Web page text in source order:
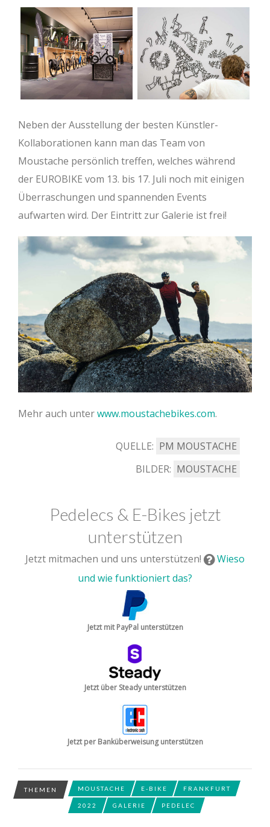
Neben der Ausstellung der besten Künstler-
Kollaborationen kann man das Team von
Moustache persönlich treffen, welches während
der EUROBIKE vom 13. bis 17. Juli noch mit einigen
Überraschungen und spannenden Events
aufwarten wird. Der Eintritt zur Galerie ist frei!
Mehr auch unterwww.moustachebikes.com.
QUELLE: PM MOUSTACHE
BILDER: MOUSTACHE
Pedelecs & E-Bikes jetzt
unterstützen
Jetzt mitmachen und uns unterstützen!
Wieso
und wie funktioniert das?
Jetzt mit PayPal unterstützen
Jetzt über Steady unterstützen
Jetzt per Banküberweisung unterstützen
THEMEN MOUSTACHE E-BIKE FRANKFURT
2022 GALERIE PEDELEC